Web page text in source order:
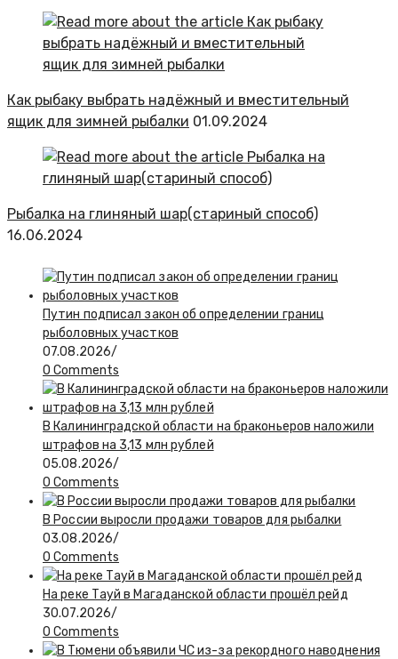
Как рыбаку выбрать надёжный и вместительный
ящик для зимней рыбалки 01.09.2024
Рыбалка на глиняный шар(стариный способ)
16.06.2024
Путин подписал закон об определении границ
рыболовных участков
07.08.2026/
0 Comments
В Калининградской области на браконьеров наложили
штрафов на 3,13 млн рублей
05.08.2026/
0 Comments
В России выросли продажи товаров для рыбалки
03.08.2026/
0 Comments
На реке Тауй в Магаданской области прошёл рейд
30.07.2026/
0 Comments